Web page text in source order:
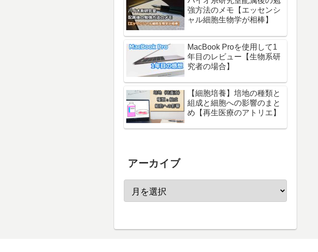
強方法のメモ【エッセンシ
ャル細胞生物学が相棒】
MacBook Proを使用して1
年目のレビュー【生物系研
究者の場合】
【細胞培養】培地の種類と
組成と細胞への影響のまと
め【再生医療のアトリエ】
アーカイブ